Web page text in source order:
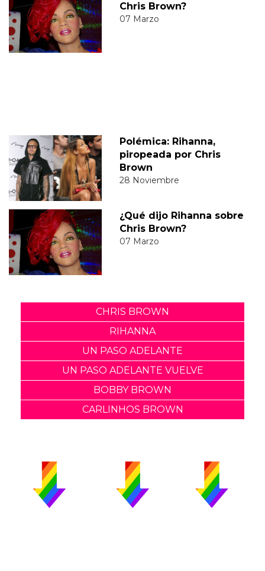
Chris Brown?
07 Marzo
Polémica: Rihanna,
piropeada por Chris
Brown
28 Noviembre
¿Qué dijo Rihanna sobre
Chris Brown?
07 Marzo
CHRIS BROWN
RIHANNA
UN PASO ADELANTE
UN PASO ADELANTE VUELVE
BOBBY BROWN
CARLINHOS BROWN